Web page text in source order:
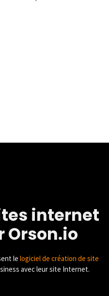
internet
Orson.io
le logiciel de création de site
avec leur site Internet.